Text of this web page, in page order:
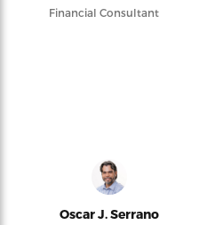
Financial Consultant
Oscar J. Serrano